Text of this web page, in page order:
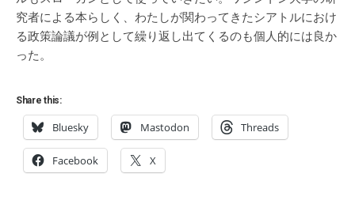
究者による本らしく、わたしが関わってきたシアトルにおけ
る政策論議が例として繰り返し出てくるのも個人的には良か
った。
Share this:
Bluesky Mastodon Threads
Facebook X